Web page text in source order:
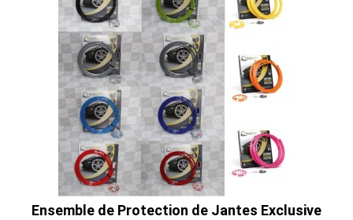
Ensemble de Protection de Jantes Exclusive